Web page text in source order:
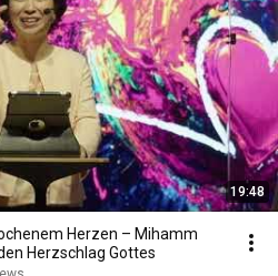
19:48
Herzen – Mihamm
Herzschlag Gottes